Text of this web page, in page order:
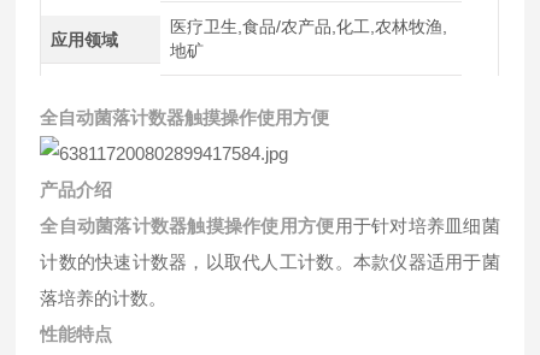
应用领域
医疗卫生,食品/农产品,化工,农林牧渔,
地矿
全自动菌落计数器触摸操作使用方便
产品介绍
全自动菌落计数器触摸操作使用方便用于针对培养皿细菌
计数的快速计数器，以取代人工计数。本款仪器适用于菌
落培养的计数。
性能特点